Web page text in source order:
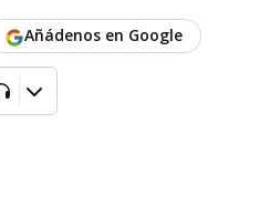
Añádenos en Google